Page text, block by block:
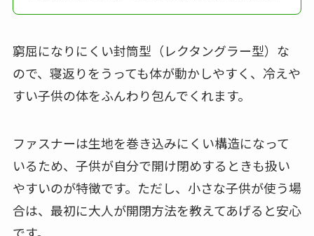
窮屈になりにくい封筒型（レクタングラー型）な
ので、寝返りをうっても体が動かしやすく、冷えや
すい子供の体をふんわり包んでくれます。
ファスナーは生地を巻き込みにくい構造になって
いるため、子供が自分で開け閉めするときも扱い
やすいのが特徴です。ただし、小さな子供が使う場
合は、最初に大人が開閉方法を教えてあげると安心